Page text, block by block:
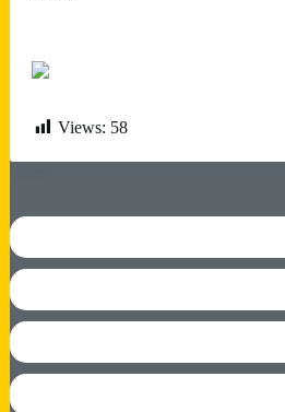
Views: 58